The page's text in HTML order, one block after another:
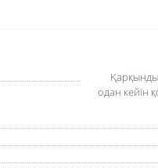
Қарқынды
одан кейін